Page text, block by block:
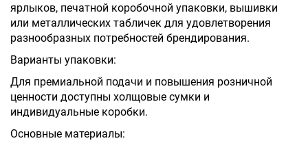
ярлыков, печатной коробочной упаковки, вышивки
или металлических табличек для удовлетворения
разнообразных потребностей брендирования.
Варианты упаковки:
Для премиальной подачи и повышения розничной
ценности доступны холщовые сумки и
индивидуальные коробки.
Основные материалы: